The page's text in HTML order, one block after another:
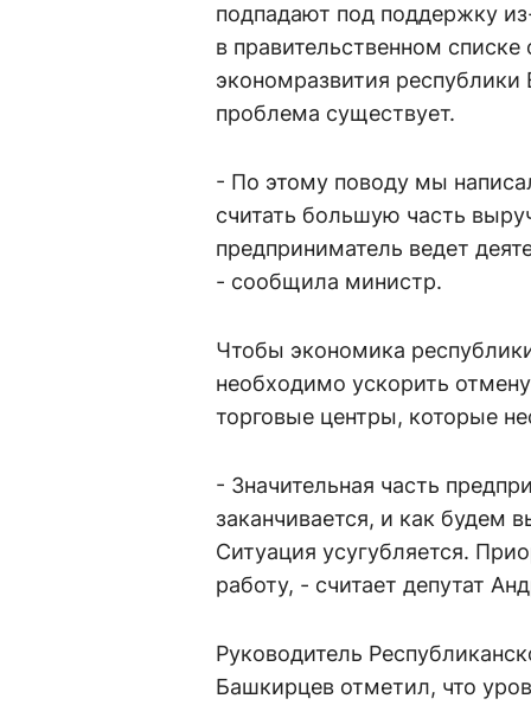
подпадают под поддержку
в правительственном
экономразвития республики
проблема существует.
- По этому поводу мы
считать большую часть
предприниматель ведет
- сообщила министр.
Чтобы экономика
необходимо ускорить
торговые центры, которые
- Значительная часть
заканчивается, и как будем
Ситуация усугубляется.
работу, - считает депутат
Руководитель
Башкирцев отметил, что